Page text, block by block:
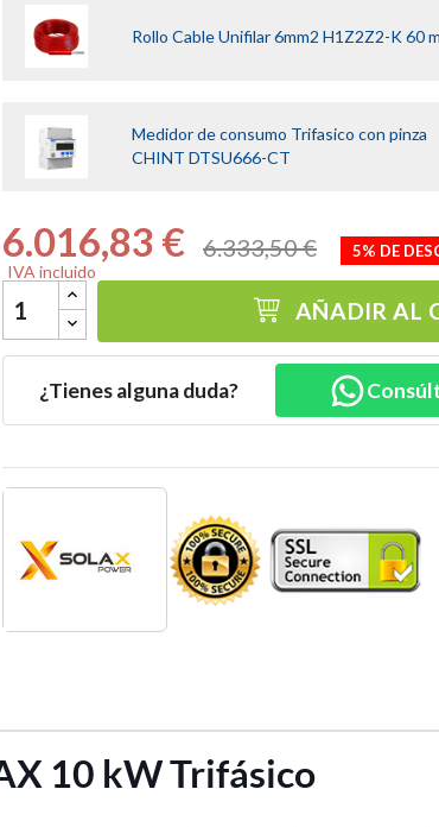
Rollo Cable Unifilar 6mm2 H1Z2Z2-K 60
Medidor de consumo Trifasico con pinza
CHINT DTSU666-CT
6.016,83 €
IVA incluido
6.333,50 € 5% DE
AÑADIR AL
¿Tienes alguna duda?
10 kW Trifásico